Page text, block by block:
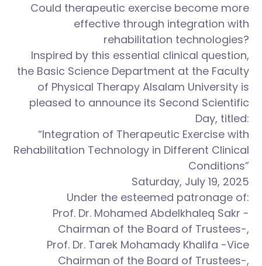
Could therapeutic exercise become more
effective through integration with
rehabilitation technologies?
Inspired by this essential clinical question,
the Basic Science Department at the Faculty
of Physical Therapy Alsalam University is
pleased to announce its Second Scientific
Day, titled:
“Integration of Therapeutic Exercise with
Rehabilitation Technology in Different Clinical
Conditions”
Saturday, July 19, 2025
Under the esteemed patronage of:
Prof. Dr. Mohamed Abdelkhaleq Sakr -
Chairman of the Board of Trustees-,
Prof. Dr. Tarek Mohamady Khalifa -Vice
Chairman of the Board of Trustees-,